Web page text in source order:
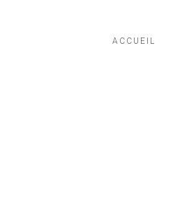
ACCUEIL